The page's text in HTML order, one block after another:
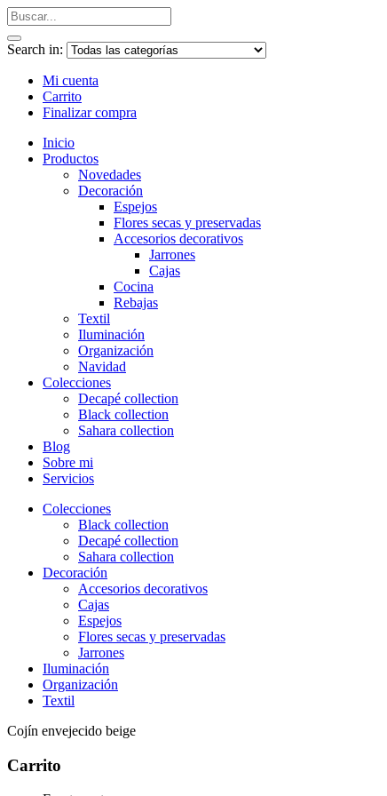
Search in:
Mi cuenta
Carrito
Finalizar compra
Inicio
Productos
Novedades
Decoración
Espejos
Flores secas y preservadas
Accesorios decorativos
Jarrones
Cajas
Cocina
Rebajas
Textil
Iluminación
Organización
Navidad
Colecciones
Decapé collection
Black collection
Sahara collection
Blog
Sobre mi
Servicios
Colecciones
Black collection
Decapé collection
Sahara collection
Decoración
Accesorios decorativos
Cajas
Espejos
Flores secas y preservadas
Jarrones
Iluminación
Organización
Textil
Cojín envejecido beige
Carrito